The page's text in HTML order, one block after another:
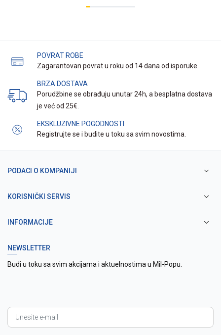
POVRAT ROBE
Zagarantovan povrat u roku od 14 dana od isporuke.
BRZA DOSTAVA
Porudžbine se obrađuju unutar 24h, a besplatna dostava
je već od 25€.
EKSKLUZIVNE POGODNOSTI
Registrujte se i budite u toku sa svim novostima.
PODACI O KOMPANIJI
KORISNIČKI SERVIS
INFORMACIJE
NEWSLETTER
Budi u toku sa svim akcijama i aktuelnostima u Mil-Popu.